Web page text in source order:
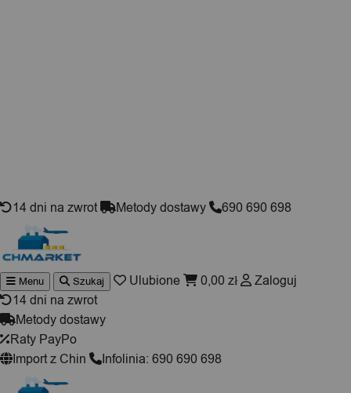
14 dni na zwrot Metody dostawy 690 690 698
Wyszukiwarka
produktów
Menu Szukaj Ulubione 0,00 zł
Zaloguj
14 dni na zwrot
Metody dostawy
Raty PayPo
Import z Chin
Infolinia: 690 690 698